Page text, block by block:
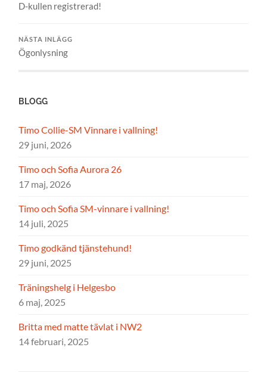
D-kullen registrerad!
NÄSTA INLÄGG
Ögonlysning
BLOGG
Timo Collie-SM Vinnare i vallning!
29 juni, 2026
Timo och Sofia Aurora 26
17 maj, 2026
Timo och Sofia SM-vinnare i vallning!
14 juli, 2025
Timo godkänd tjänstehund!
29 juni, 2025
Träningshelg i Helgesbo
6 maj, 2025
Britta med matte tävlat i NW2
14 februari, 2025